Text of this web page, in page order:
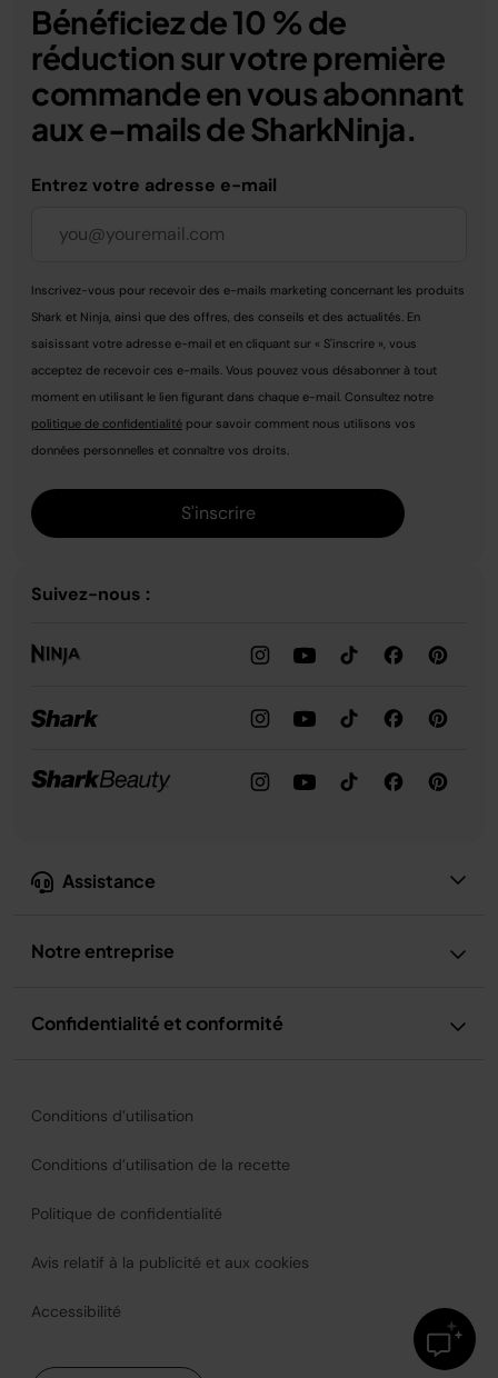
Assistance
Notre entreprise
Confidentialité et conformité
Bénéficiez de 10 % de
réduction sur votre première
commande en vous abonnant
aux e-mails de SharkNinja.
Entrez votre adresse e-mail
Inscrivez-vous pour recevoir des e-mails marketing concernant les produits
Shark et Ninja, ainsi que des offres, des conseils et des actualités. En
saisissant votre adresse e-mail et en cliquant sur « S'inscrire », vous
acceptez de recevoir ces e-mails. Vous pouvez vous désabonner à tout
moment en utilisant le lien figurant dans chaque e-mail. Consultez notre
politique de confidentialité pour savoir comment nous utilisons vos
données personnelles et connaître vos droits.
S'inscrire
Suivez-nous :
Conditions d’utilisation
Conditions d’utilisation de la recette
Politique de confidentialité
Avis relatif à la publicité et aux cookies
Accessibilité